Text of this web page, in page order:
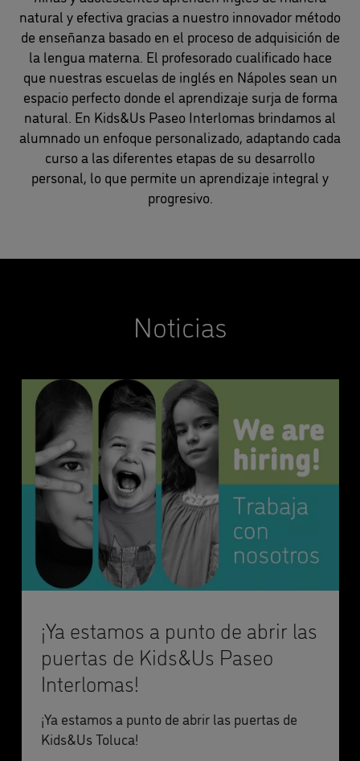
natural y efectiva gracias a nuestro innovador método
de enseñanza basado en el proceso de adquisición de
la lengua materna. El profesorado cualificado hace
que nuestras escuelas de inglés en Nápoles sean un
espacio perfecto donde el aprendizaje surja de forma
natural. En Kids&Us Paseo Interlomas brindamos al
alumnado un enfoque personalizado, adaptando cada
curso a las diferentes etapas de su desarrollo
personal, lo que permite un aprendizaje integral y
progresivo.
Noticias
¡Ya estamos a punto de abrir las
puertas de Kids&Us Paseo
Interlomas!
¡Ya estamos a punto de abrir las puertas de
Kids&Us Toluca!